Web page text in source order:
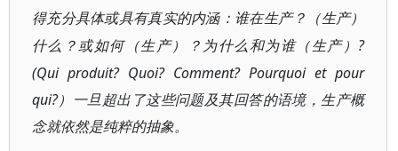
得充分具体或具有真实的内涵：谁在生产？（生产）
什么？或如何（生产）？为什么和为谁（生产） ?
(Qui produit? Quoi? Comment? Pourquoi et pour
qui?）一旦超出了这些问题及其回答的语境，生产概
念就依然是纯粹的抽象。